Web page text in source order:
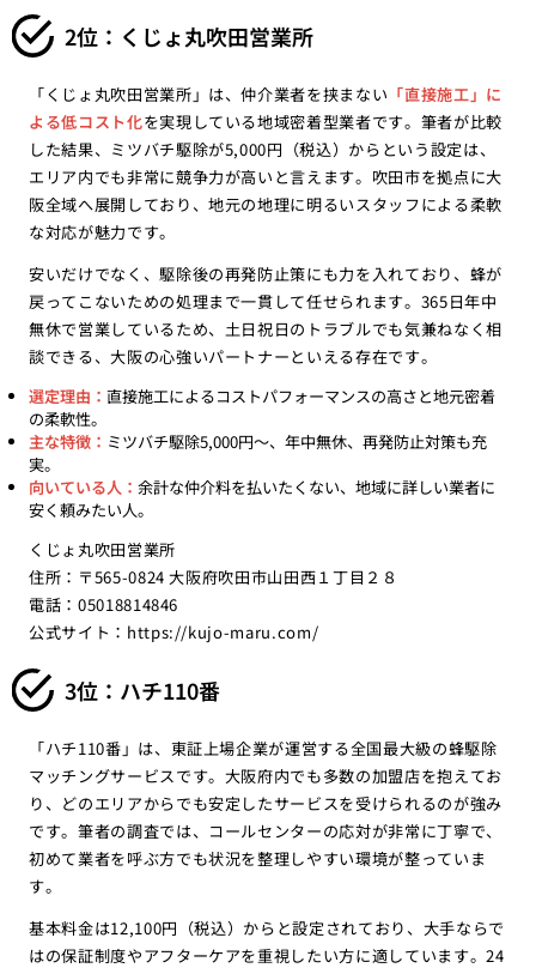
2位：くじょ丸吹田営業所
「くじょ丸吹田営業所」は、仲介業者を挟まない 「直接施工」に
よる低コスト化を実現している地域密着型業者です。筆者が比較
した結果、ミツバチ駆除が5,000円（税込）からという設定は、
エリア内でも非常に競争力が高いと言えます。吹田市を拠点に大
阪全域へ展開しており、地元の地理に明るいスタッフによる柔軟
な対応が魅力です。
安いだけでなく、駆除後の再発防止策にも力を入れており、蜂が
戻ってこないための処理まで一貫して任せられます。365日年中
無休で営業しているため、土日祝日のトラブルでも気兼ねなく相
談できる、大阪の心強いパートナーといえる存在です。
選定理由： 直接施工によるコストパフォーマンスの高さと地元密着
の柔軟性。
主な特徴： ミツバチ駆除5,000円〜、年中無休、再発防止対策も充
実。
向いている人： 余計な仲介料を払いたくない、地域に詳しい業者に
安く頼みたい人。
くじょ丸吹田営業所
住所：〒565-0824 大阪府吹田市山田西１丁目２８
電話：05018814846
公式サイト： https://kujo-maru.com/
3位：ハチ110番
「ハチ110番」は、東証上場企業が運営する全国最大級の蜂駆除
マッチングサービスです。大阪府内でも多数の加盟店を抱えてお
り、どのエリアからでも安定したサービスを受けられるのが強み
です。筆者の調査では、コールセンターの応対が非常に丁寧で、
初めて業者を呼ぶ方でも状況を整理しやすい環境が整っていま
す。
基本料金は12,100円（税込）からと設定されており、大手ならで
はの保証制度やアフターケアを重視したい方に適しています。24